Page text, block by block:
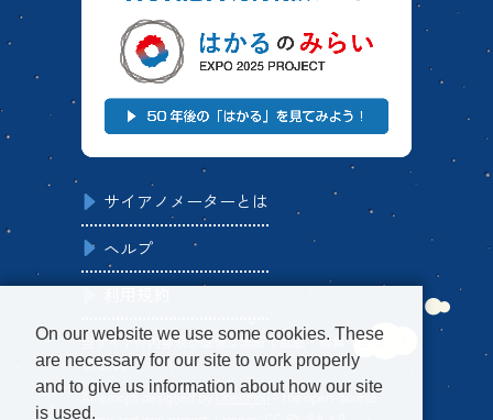
サイアノメーターとは
ヘルプ
当サイトの内容及び画像は無断で転載・編集・配布でき
ません。
All emojis designed byOpenMoji– the open-source
On our website we use some cookies. These
are necessary for our site to work properly
and to give us information about how our site
is used.